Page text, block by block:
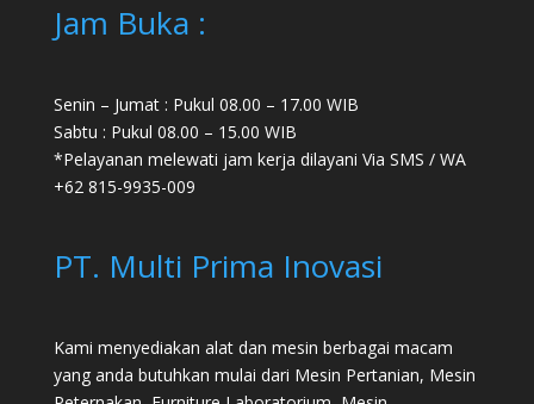
Jam Buka :
Senin – Jumat : Pukul 08.00 – 17.00 WIB
Sabtu : Pukul 08.00 – 15.00 WIB
*Pelayanan melewati jam kerja dilayani Via SMS / WA
+62 815-9935-009
PT. Multi Prima Inovasi
Kami menyediakan alat dan mesin berbagai macam
yang anda butuhkan mulai dari Mesin Pertanian, Mesin